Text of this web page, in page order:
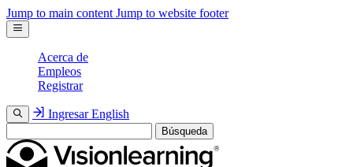
Jump to main content Jump to website footer
Acerca de
Empleos
Registrar
Ingresar English
Búsqueda